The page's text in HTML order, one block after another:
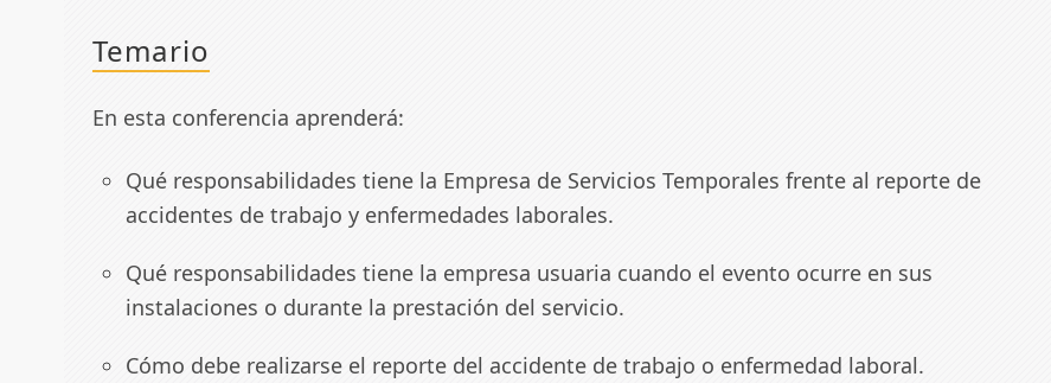
Temario
En esta conferencia aprenderá:
Qué responsabilidades tiene la Empresa de Servicios Temporales frente al reporte de
accidentes de trabajo y enfermedades laborales.
Qué responsabilidades tiene la empresa usuaria cuando el evento ocurre en sus
instalaciones o durante la prestación del servicio.
Cómo debe realizarse el reporte del accidente de trabajo o enfermedad laboral.